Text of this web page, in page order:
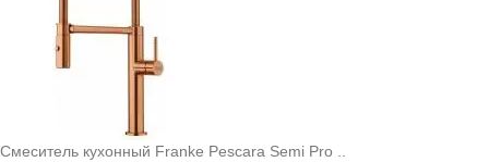
Смеситель кухонный Franke Pescara Semi Pro ..